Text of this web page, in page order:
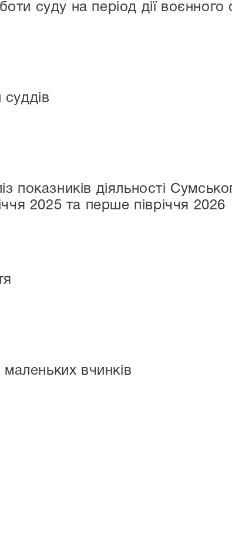
суду на період дії воєнного
суддів
показників діяльності
2025 та перше півріччя 2026
вчинків